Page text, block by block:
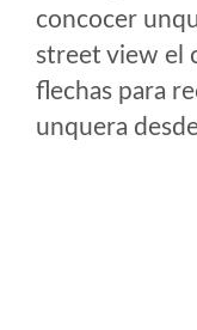
concocer
street view el
flechas para
unquera